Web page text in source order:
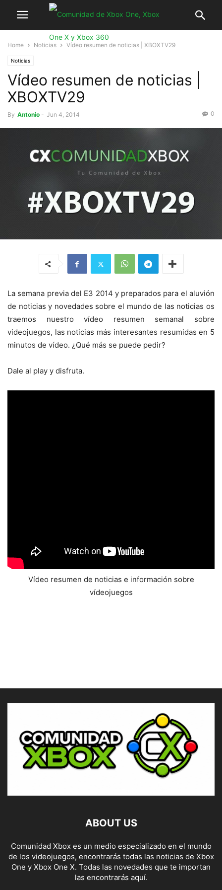
Home Noticias Vídeo resumen de noticias | XBOXTV29
Noticias
Vídeo resumen de noticias |
XBOXTV29
By Antonio - Jun 4, 2014 0
La semana previa del E3 2014 y preparados para el aluvión
de noticias y novedades sobre el mundo de las noticias os
traemos nuestro vídeo resumen semanal sobre
videojuegos, las noticias más interesantes resumidas en 5
minutos de vídeo. ¿Qué más se puede pedir?
Dale al play y disfruta.
Vídeo resumen de noticias e información sobre
vídeojuegos
ABOUT US
Comunidad Xbox es un medio especializado en el mundo
de los videojuegos, encontrarás todas las noticias de Xbox
One y Xbox One X. Todas las novedades que te importan
las encontrarás aquí.